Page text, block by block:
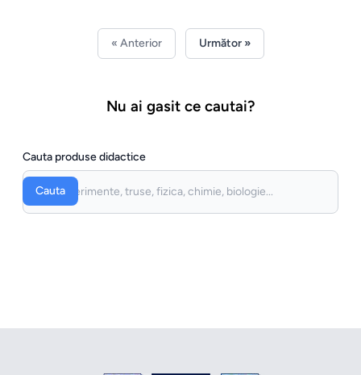
« Anterior Următor »
Nu ai gasit ce cautai?
Cauta produse didactice
Cauta